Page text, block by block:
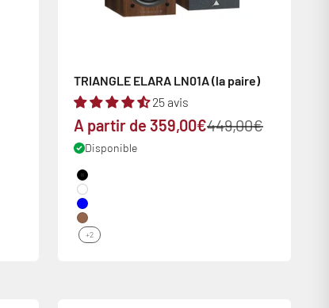
TRIANGLE ELARA LN01A (la paire)
25 avis
Prix de vente
A partir de 359,00€Prix normal
449,00€
Disponible
Couleur
Black
White
Bleu
Châtaignier
+2